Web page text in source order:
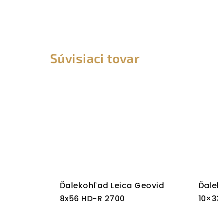
Súvisiaci tovar
Ďalekohľad Leica Geovid
8x56 HD-R 2700